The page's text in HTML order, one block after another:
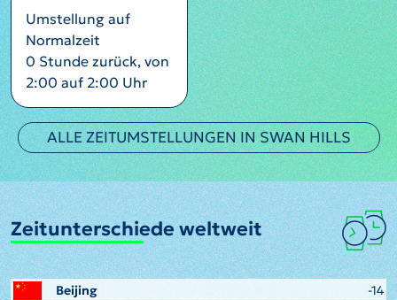
Umstellung auf
Normalzeit
0 Stunde zurück, von
2:00 auf 2:00 Uhr
ALLE ZEITUMSTELLUNGEN IN SWAN HILLS
Zeitunterschiede weltweit
Beijing
-14